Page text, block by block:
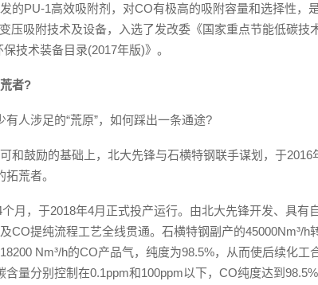
的PU-1高效吸附剂，对CO有极高的吸附容量和选择性，
压吸附技术及设备，入选了发改委《国家重点节能低碳技
技术装备目录(2017年版)》。
者?
人涉足的“荒原”，如何踩出一条通途?
和鼓励的基础上，北大先锋与石横特钢联手谋划，于
荒者。
月，于2018年4月正式投产运行。由北大先锋开发、具有
CO提纯流程工艺全线贯通。石横特钢副产的45000Nm³/h
Nm³/h的CO产品气，纯度为98.5%，从而使后续化工
量分别控制在0.1ppm和100ppm以下，CO纯度达到